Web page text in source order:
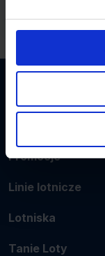
Promocje
Linie lotnicze
Lotniska
Tanie Loty